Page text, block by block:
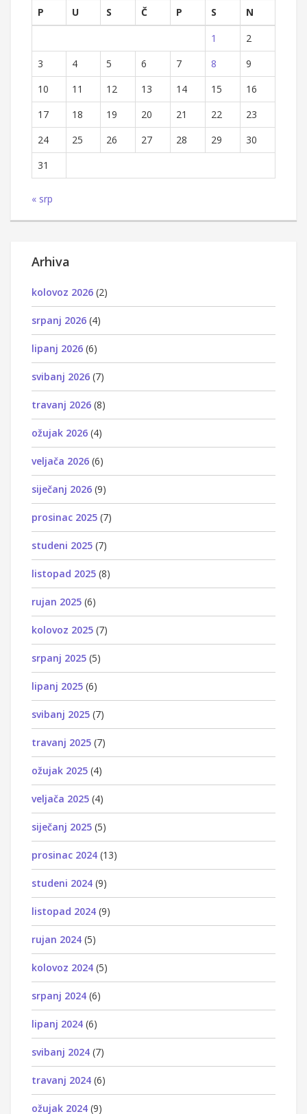
P
U S Č P S
N
1
2
3
4 5 6 7 8
9
10
11 12 13 14 15
16
17
18 19 20 21 22
23
24
25 26 27 28 29
30
31
« srp
Arhiva
kolovoz 2026 (2)
srpanj 2026 (4)
lipanj 2026 (6)
svibanj 2026 (7)
travanj 2026 (8)
ožujak 2026 (4)
veljača 2026 (6)
siječanj 2026 (9)
prosinac 2025 (7)
studeni 2025 (7)
listopad 2025 (8)
rujan 2025 (6)
kolovoz 2025 (7)
srpanj 2025 (5)
lipanj 2025 (6)
svibanj 2025 (7)
travanj 2025 (7)
ožujak 2025 (4)
veljača 2025 (4)
siječanj 2025 (5)
prosinac 2024 (13)
studeni 2024 (9)
listopad 2024 (9)
rujan 2024 (5)
kolovoz 2024 (5)
srpanj 2024 (6)
lipanj 2024 (6)
svibanj 2024 (7)
travanj 2024 (6)
ožujak 2024 (9)